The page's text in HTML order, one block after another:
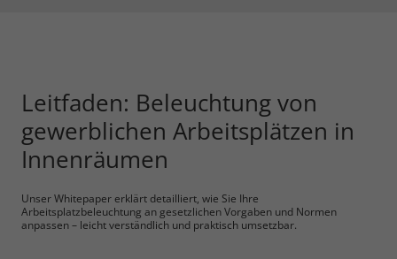
Leitfaden: Beleuchtung von
gewerblichen Arbeitsplätzen in
Innenräumen
Unser Whitepaper erklärt detailliert, wie Sie Ihre
Arbeitsplatzbeleuchtung an gesetzlichen Vorgaben und Normen
anpassen – leicht verständlich und praktisch umsetzbar.